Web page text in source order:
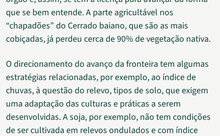
que se bem entende. A parte agricultável nos
“chapadões” do Cerrado baiano, que são as mais
cobiçadas, já perdeu cerca de 90% de vegetação nativa.
O direcionamento do avanço da fronteira tem algumas
estratégias relacionadas, por exemplo, ao índice de
chuvas, à questão do relevo, tipos de solo, que exigem
uma adaptação das culturas e práticas a serem
desenvolvidas. A soja, por exemplo, não tem condições
de ser cultivada em relevos ondulados e com índice